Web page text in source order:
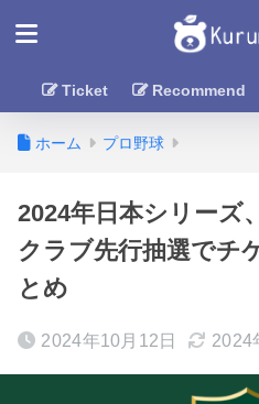
Ticket Recommend
ホーム プロ野球
2024年日本シリーズ
クラブ先行抽選でチ
とめ
2024年10月12日 2024